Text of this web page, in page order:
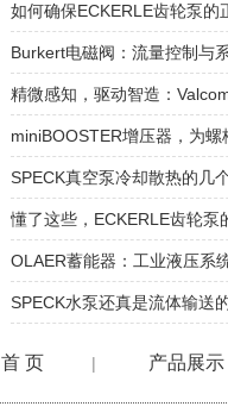
如何确保ECKERLE齿轮泵的
Burkert电磁阀：流量控制与
miniBOOSTER增压器，为螺
SPECK真空泵冷却散热的几
OLAER蓄能器：工业液压系
SPECK水泵还真是流体输送
首 页 | 产品展示